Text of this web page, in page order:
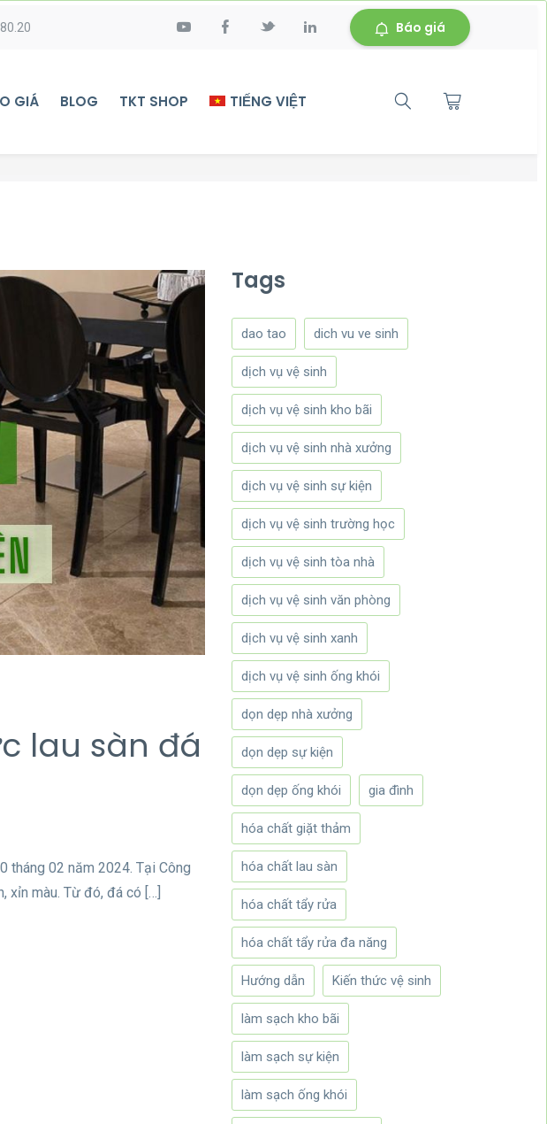
Báo giá
GIÁ BLOG TKT SHOP TIẾNG VIỆT
lau sàn đá
tháng 02 năm 2024. Tại Công
xỉn màu. Từ đó, đá có […]
Tags
dao tao dich vu ve sinh
dịch vụ vệ sinh
dịch vụ vệ sinh kho bãi
dịch vụ vệ sinh nhà xưởng
dịch vụ vệ sinh sự kiện
dịch vụ vệ sinh trường học
dịch vụ vệ sinh tòa nhà
dịch vụ vệ sinh văn phòng
dịch vụ vệ sinh xanh
dịch vụ vệ sinh ống khói
dọn dẹp nhà xưởng
dọn dẹp sự kiện
dọn dẹp ống khói gia đình
hóa chất giặt thảm
hóa chất lau sàn
hóa chất tẩy rửa
hóa chất tẩy rửa đa năng
Hướng dẫn Kiến thức vệ sinh
làm sạch kho bãi
làm sạch sự kiện
làm sạch ống khói